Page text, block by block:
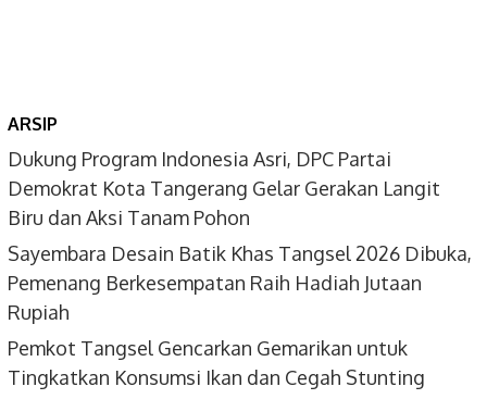
ARSIP
Dukung Program Indonesia Asri, DPC Partai
Demokrat Kota Tangerang Gelar Gerakan Langit
Biru dan Aksi Tanam Pohon
Sayembara Desain Batik Khas Tangsel 2026 Dibuka,
Pemenang Berkesempatan Raih Hadiah Jutaan
Rupiah
Pemkot Tangsel Gencarkan Gemarikan untuk
Tingkatkan Konsumsi Ikan dan Cegah Stunting